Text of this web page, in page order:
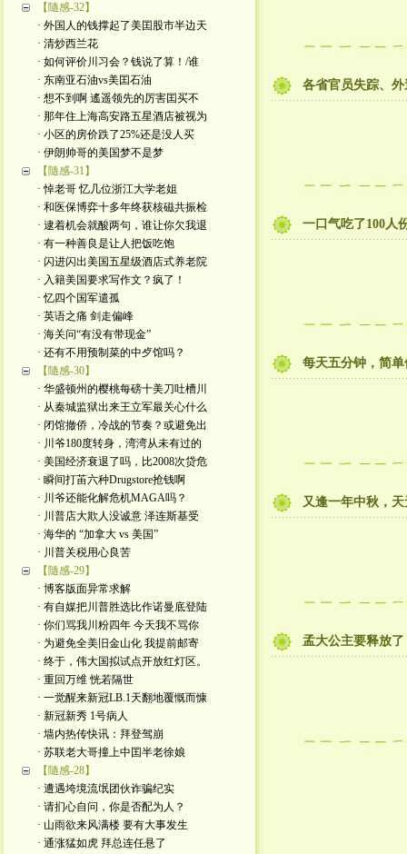
【隨感-32】
· 外国人的钱撑起了美囯股市半边天
· 清炒西兰花
· 如何评价川习会？钱说了算！/谁
· 东南亚石油vs美囯石油
· 想不到啊 遙遥领先的厉害囯买不
· 那年住上海高安路五星酒店被视为
· 小区的房价跌了25%还是没人买
· 伊朗帅哥的美国梦不是梦
【隨感-31】
· 悼老哥 忆几位浙江大学老姐
· 和医保博弈十多年终获核磁共振检
· 逮着机会就酸两句，谁让你欠我退
· 有一种善良是让人把饭吃饱
· 闪进闪出美国五星级酒店式养老院
· 入籍美国要求写作文？疯了！
· 忆四个国军遣孤
· 英语之痛 剑走偏峰
· 海关问“有没有带现金”
· 还有不用预制菜的中歺馆吗？
【隨感-30】
· 华盛顿州的樱桃每磅十美刀吐槽川
· 从秦城监狱出来王立军最关心什么
· 闭馆撤侨，冷战的节奏？或避免出
· 川爷180度转身，湾湾从未有过的
· 美国经济衰退了吗，比2008次贷危
· 瞬间打苖六种Drugstore抢钱啊
· 川爷还能化解危机MAGA吗？
· 川普店大欺人没诚意 泽连斯基受
· 海华的 “加拿大 vs 美国”
· 川普关税用心良苦
【隨感-29】
· 博客版面异常求解
· 有自媒把川普胜选比作诺曼底登陆
· 你们骂我川粉四年 今天我不骂你
· 为避免全美旧金山化 我提前邮寄
· 终于，伟大国拟试点开放红灯区。
· 重回万维 恍若隔世
· 一觉醒来新冠LB.1天翻地覆慨而慷
· 新冠新秀 1号病人
· 墙内热传快讯：拜登驾崩
· 苏联老大哥撞上中囯半老徐娘
【隨感-28】
· 遭遇垮境流氓团伙诈骗纪实
· 请扪心自问，你是否配为人？
· 山雨欲来风满楼 要有大事发生
· 通涨猛如虎 拜总连任悬了
各省官员失踪、
一口气吃了100人
每天五分钟，简
又逢一年中秋，
孟大公主要释放